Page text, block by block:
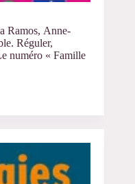
Ramos, Anne-
Réguler,
numéro « Famille